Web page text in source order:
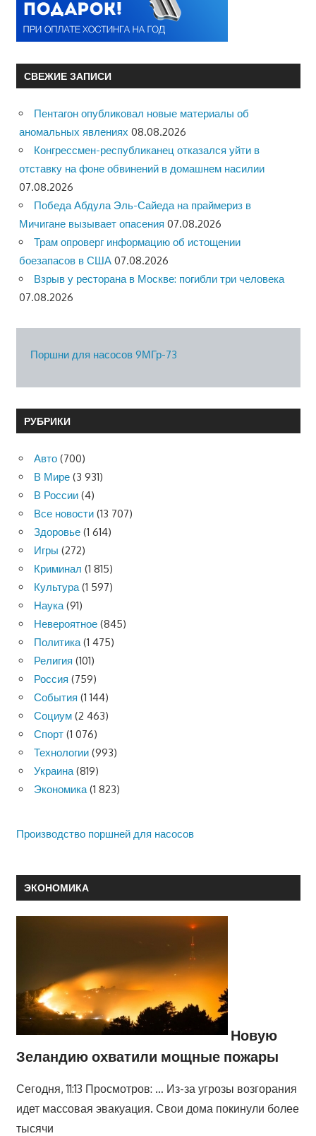
СВЕЖИЕ ЗАПИСИ
Пентагон опубликовал новые материалы об
аномальных явлениях 08.08.2026
Конгрессмен-республиканец отказался уйти в
отставку на фоне обвинений в домашнем насилии
07.08.2026
Победа Абдула Эль-Сайеда на праймериз в
Мичигане вызывает опасения 07.08.2026
Трам опроверг информацию об истощении
боезапасов в США 07.08.2026
Взрыв у ресторана в Москве: погибли три человека
07.08.2026
Поршни для насосов 9МГр-73
РУБРИКИ
Авто (700)
В Мире (3 931)
В России (4)
Все новости (13 707)
Здоровье (1 614)
Игры (272)
Криминал (1 815)
Культура(1 597)
Наука(91)
Невероятное (845)
Политика(1 475)
Религия (101)
Россия (759)
События (1 144)
Социум (2 463)
Спорт (1 076)
Технологии (993)
Украина(819)
Экономика(1 823)
Производство поршней для насосов
ЭКОНОМИКА
Новую
Зеландию охватили мощные пожары
Сегодня, 11:13 Просмотров: … Из-за угрозы возгорания
идет массовая эвакуация. Свои дома покинули более
тысячи